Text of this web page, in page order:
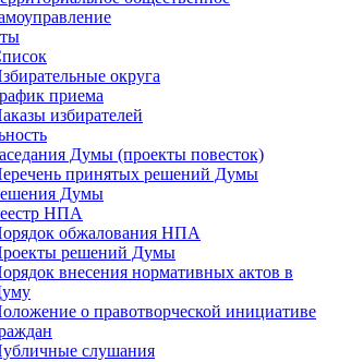
округа
приема
избирателей
Думы (проекты повесток)
принятых решений Думы
Думы
НПА
обжалования НПА
решений Думы
внесения нормативных актов в
о правотворческой инициативе
слушания